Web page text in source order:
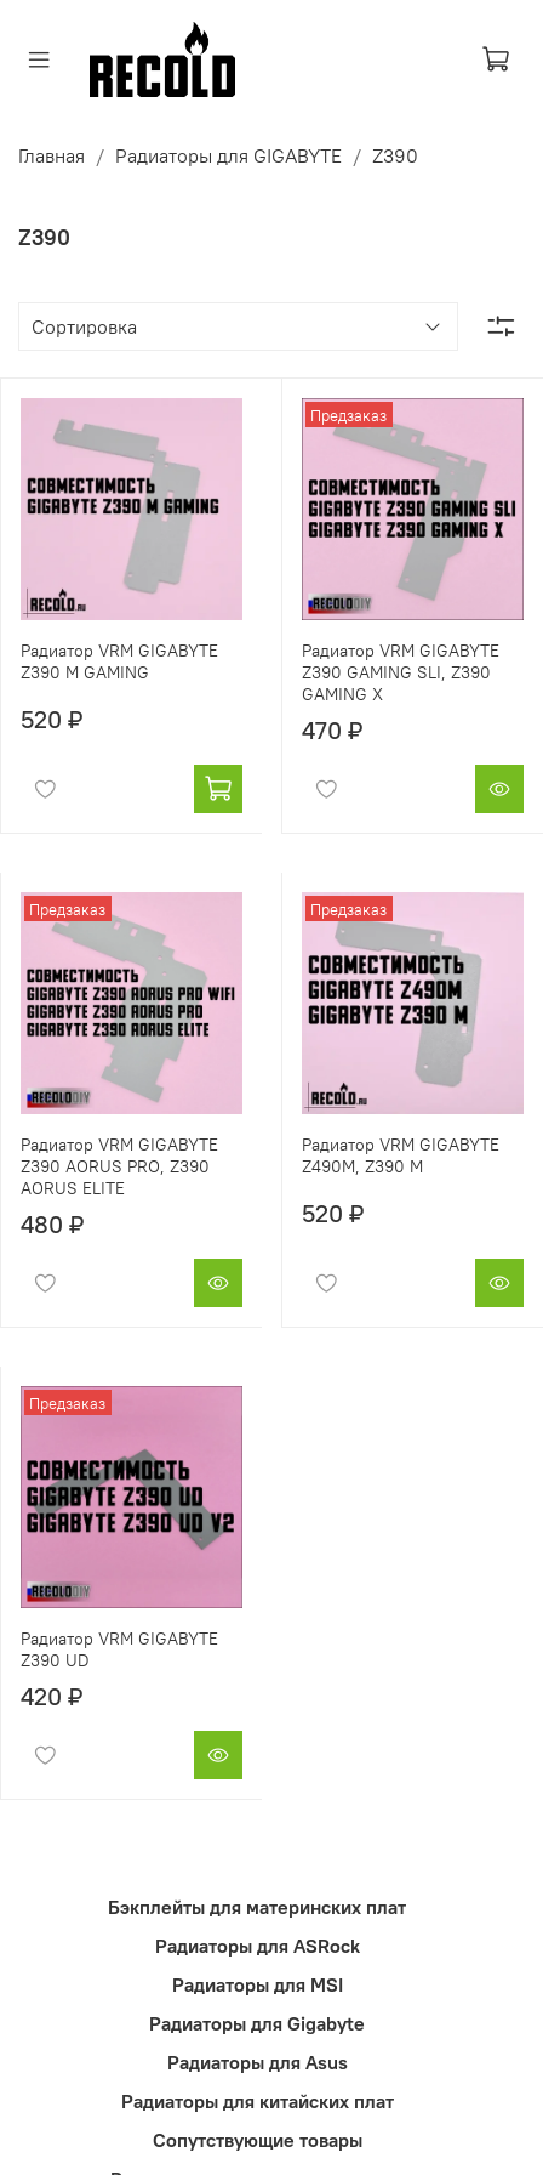
Главная Радиаторы для GIGABYTE Z390
Z390
Радиатор VRM GIGABYTE
Z390 M GAMING
520 ₽
Предзаказ
Радиатор VRM GIGABYTE
Z390 GAMING SLI, Z390
GAMING X
470 ₽
Предзаказ
Радиатор VRM GIGABYTE
Z390 AORUS PRO, Z390
AORUS ELITE
480 ₽
Предзаказ
Радиатор VRM GIGABYTE
Z490M, Z390 M
520 ₽
Предзаказ
Радиатор VRM GIGABYTE
Z390 UD
420 ₽
Бэкплейты для материнских плат
Радиаторы для ASRock
Радиаторы для MSI
Радиаторы для Gigabyte
Радиаторы для Asus
Радиаторы для китайских плат
Сопутствующие товары